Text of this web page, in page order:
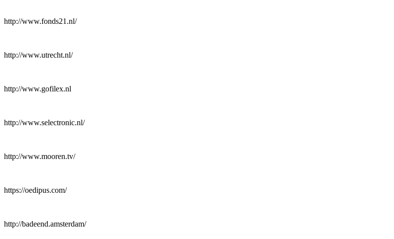
http://www.fonds21.nl/
http://www.utrecht.nl/
http://www.gofilex.nl
http://www.selectronic.nl/
http://www.mooren.tv/
https://oedipus.com/
http://badeend.amsterdam/